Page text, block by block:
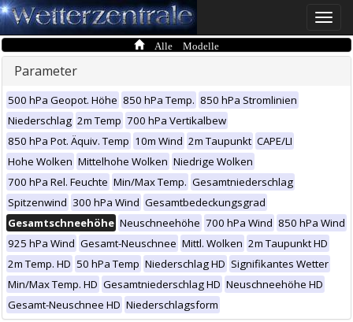
Toggle
Alle Modelle
Parameter
500 hPa Geopot. Höhe 850 hPa Temp. 850 hPa Stromlinien
Niederschlag 2m Temp 700 hPa Vertikalbew
850 hPa Pot. Äquiv. Temp 10m Wind 2m Taupunkt CAPE/LI
Hohe Wolken Mittelhohe Wolken Niedrige Wolken
700 hPa Rel. Feuchte Min/Max Temp. Gesamtniederschlag
Spitzenwind 300 hPa Wind Gesamtbedeckungsgrad
Gesamtschneehöhe Neuschneehöhe 700 hPa Wind 850 hPa Wind
925 hPa Wind Gesamt-Neuschnee Mittl. Wolken 2m Taupunkt HD
2m Temp. HD 50 hPa Temp Niederschlag HD Signifikantes Wetter
Min/Max Temp. HD Gesamtniederschlag HD Neuschneehöhe HD
Gesamt-Neuschnee HD Niederschlagsform